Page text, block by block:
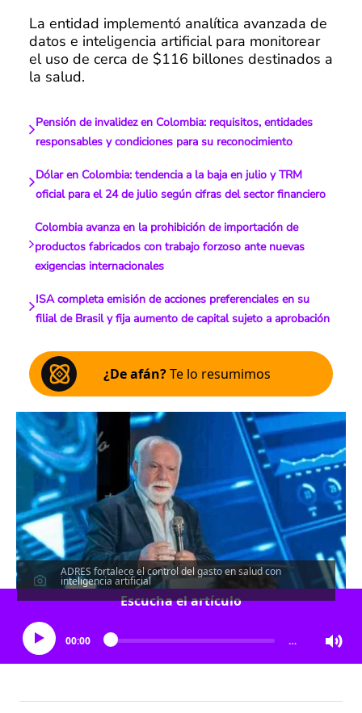
La entidad implementó analítica avanzada de
datos e inteligencia artificial para monitorear
el uso de cerca de $116 billones destinados a
la salud.
Pensión de invalidez en Colombia: requisitos, entidades
responsables y condiciones para su reconocimiento
Dólar en Colombia: tendencia a la baja en julio y TRM
oficial para el 24 de julio según cifras del sector financiero
Colombia avanza en la prohibición de importación de
productos fabricados con trabajo forzoso ante nuevas
exigencias internacionales
ISA completa emisión de acciones preferenciales en su
filial de Brasil y fija aumento de capital sujeto a aprobación
¿De afán?Te lo resumimos
ADRES fortalece el control del gasto en salud con
inteligencia artificial
Escucha el artículo
00:00 …